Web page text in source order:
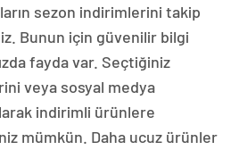
sezon indirimlerini takip
Bunun için güvenilir bilgi
fayda var. Seçtiğiniz
veya sosyal medya
indirimli ürünlere
mümkün. Daha ucuz ürünler